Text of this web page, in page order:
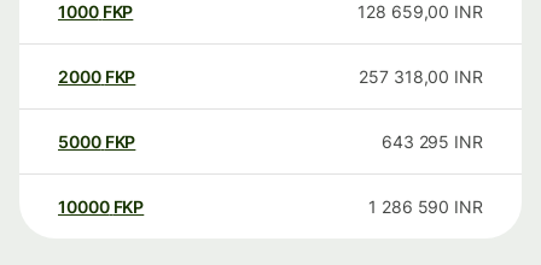
1000 FKP 128 659,00 INR
2000 FKP 257 318,00 INR
5000 FKP 643 295 INR
10000 FKP 1 286 590 INR